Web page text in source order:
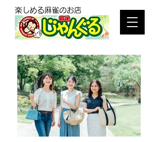
​楽しめる麻雀のお店